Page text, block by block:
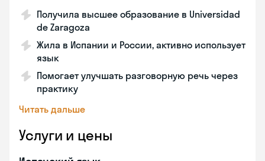
Получила высшее образование в Universidad
de Zaragoza
Жила в Испании и России, активно использует
язык
Помогает улучшать разговорную речь через
практику
Читать дальше
Услуги и цены